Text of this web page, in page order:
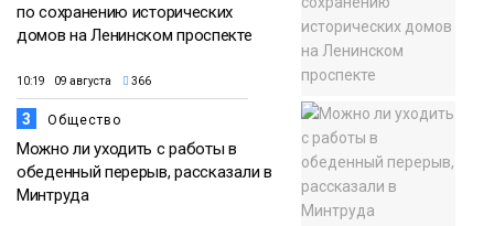
по сохранению исторических
домов на Ленинском проспекте
10:19 09 августа 366
3 Общество
Можно ли уходить с работы в
обеденный перерыв, рассказали в
Минтруда